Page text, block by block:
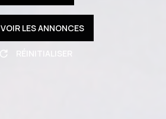
VOIR LESANNONCES
RÉINITIALISER